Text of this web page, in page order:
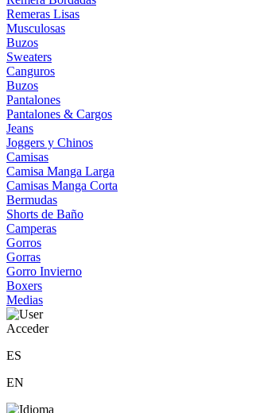
Remeras Lisas
Musculosas
Buzos
Sweaters
Canguros
Buzos
Pantalones
Pantalones & Cargos
Jeans
Joggers y Chinos
Camisas
Camisa Manga Larga
Camisas Manga Corta
Bermudas
Shorts de Baño
Camperas
Gorros
Gorras
Gorro Invierno
Boxers
Medias
Acceder
ES
EN